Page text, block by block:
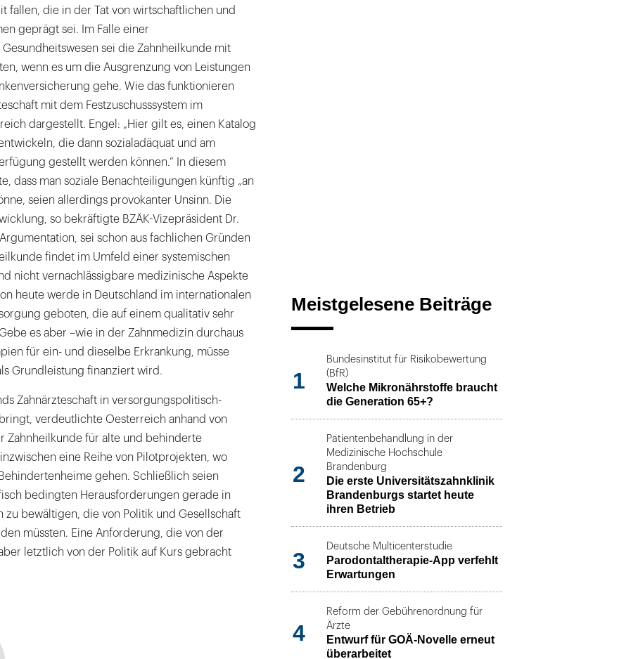
fallen, die in der Tat von wirtschaftlichen und
geprägt sei. Im Falle einer
sei die Zahnheilkunde mit
wenn es um die Ausgrenzung von Leistungen
gehe. Wie das funktionieren
mit dem Festzuschusssystem im
dargestellt. Engel: „Hier gilt es, einen Katalog
die dann sozialadäquat und am
gestellt werden können.“ In diesem
dass man soziale Benachteiligungen künftig „an
seien allerdings provokanter Unsinn. Die
so bekräftigte BZÄK-Vizepräsident Dr.
sei schon aus fachlichen Gründen
findet im Umfeld einer systemischen
nicht vernachlässigbare medizinische Aspekte
heute werde in Deutschland im internationalen
geboten, die auf einem qualitativ sehr
es aber –wie in der Zahnmedizin durchaus
für ein- und dieselbe Erkrankung, müsse
Grundleistung finanziert wird.
Zahnärzteschaft in versorgungspolitisch-
verdeutlichte Oesterreich anhand von
Zahnheilkunde für alte und behinderte
eine Reihe von Pilotprojekten, wo
gehen. Schließlich seien
bedingten Herausforderungen gerade in
zu bewältigen, die von Politik und Gesellschaft
müssten. Eine Anforderung, die von der
letztlich von der Politik auf Kurs gebracht
Meistgelesene Beiträge
1
Bundesinstitut für Risikobewertung
(BfR)
Welche Mikronährstoffe braucht
die Generation 65+?
2
Patientenbehandlung in der
Medizinische Hochschule
Brandenburg
Die erste Universitätszahnklinik
Brandenburgs startet heute
ihren Betrieb
3
Deutsche Multicenterstudie
Parodontaltherapie-App verfehlt
Erwartungen
4
Reform der Gebührenordnung für
Ärzte
Entwurf für GOÄ-Novelle erneut
überarbeitet